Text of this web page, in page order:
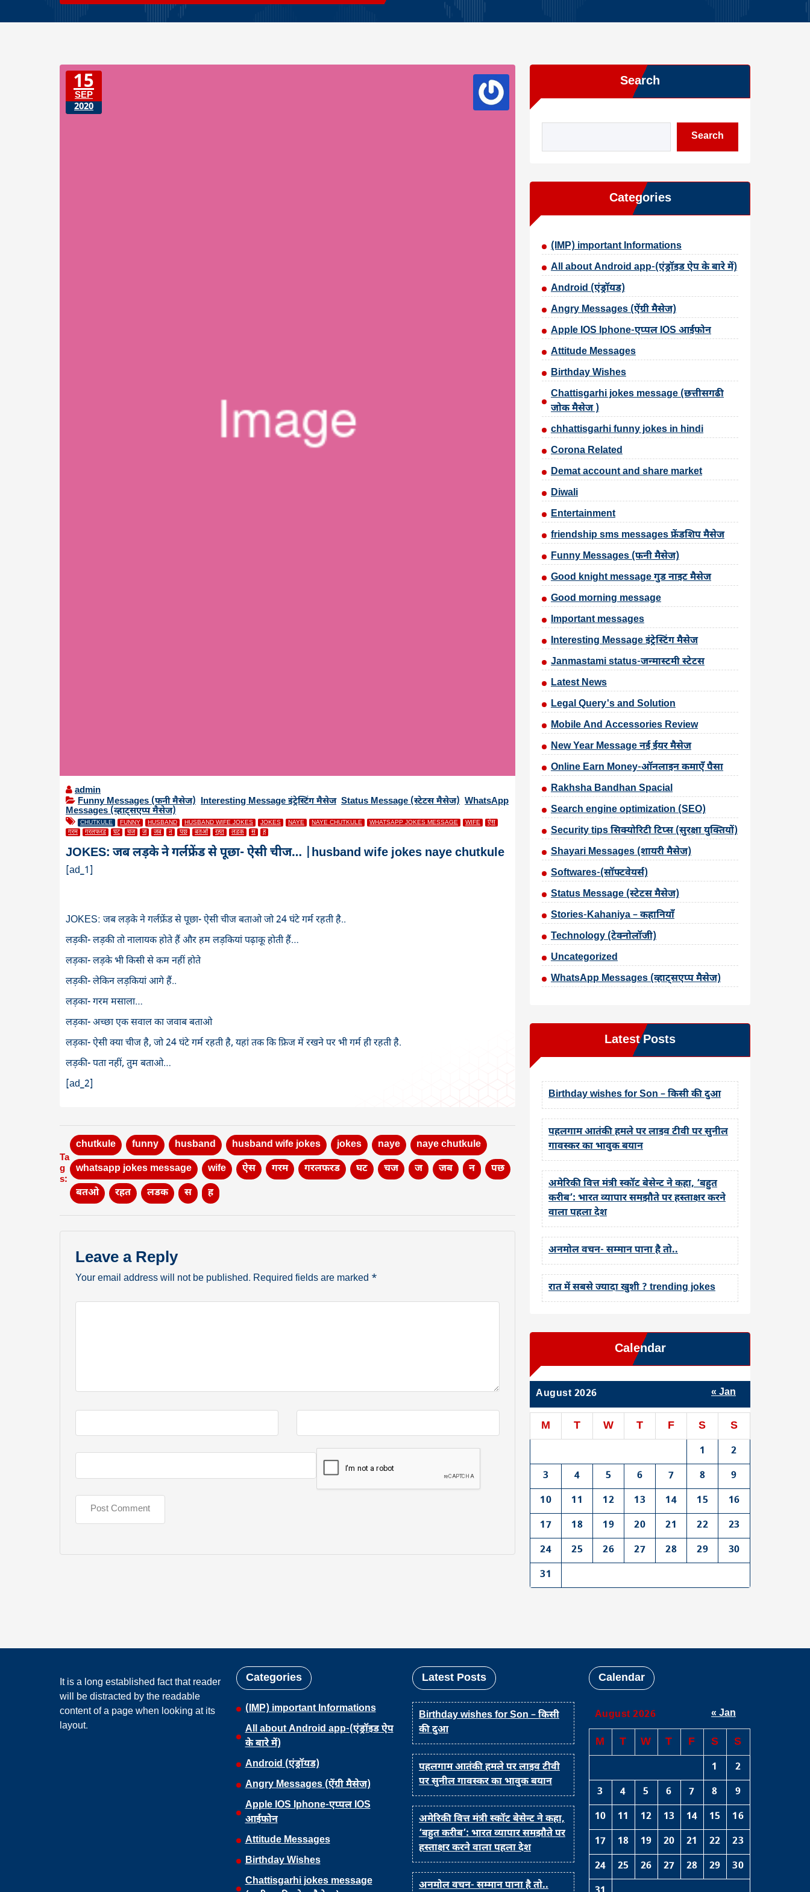
15
SEP
2020
admin
Funny Messages (फनी मैसेज) Interesting Message इंट्रेस्टिंग मैसेज, Status Message (स्टेटस मैसेज) WhatsApp
Messages (व्हाट्सएप्प मैसेज)
CHUTKULE FUNNY HUSBAND HUSBAND WIFE JOKES JOKES NAYE NAYE CHUTKULE WHATSAPP JOKES MESSAGE WIFE
ऐस
गरम
गरलफरड घट चज ज जब न पछ बतओ रहत लडक स ह
JOKES: जब लड़के ने गर्लफ्रेंड से पूछा- ऐसी चीज… |husband wife jokes naye chutkule
[ad_1]
JOKES: जब लड़के ने गर्लफ्रेंड से पूछा- ऐसी चीज बताओ जो 24 घंटे गर्म रहती है..
लड़की- लड़की तो नालायक होते हैं और हम लड़कियां पढ़ाकू होती हैं…
लड़का- लड़के भी किसी से कम नहीं होते
लड़की- लेकिन लड़कियां आगे हैं..
लड़का- गरम मसाला…
लड़का- अच्छा एक सवाल का जवाब बताओ
लड़का- ऐसी क्या चीज है, जो 24 घंटे गर्म रहती है, यहां तक कि फ्रिज में रखने पर भी गर्म ही रहती है.
लड़की- पता नहीं, तुम बताओ…
[ad_2]
Ta
g
s:
chutkule funny husband husband wife jokes jokes naye
naye chutkule
whatsapp jokes message
wife ऐस गरम गरलफरड घट चज ज जब न
पछ
बतओ
रहत लडक स ह
Leave a Reply
Your email address will not be published. Required fields are marked *
Search
Search
Categories
(IMP) important Informations
All about Android app-(एंड्रॉइड ऐप के बारे में)
Android (एंड्रॉयड)
Angry Messages (ऐंग्री मैसेज)
Apple IOS Iphone-एप्पल IOS आईफोन
Attitude Messages
Birthday Wishes
Chattisgarhi jokes message (छत्तीसगढी
जोक मैसेज )
chhattisgarhi funny jokes in hindi
Corona Related
Demat account and share market
Diwali
Entertainment
friendship sms messages फ्रेंडशिप मैसेज
Funny Messages (फनी मैसेज)
Good knight message गुड नाइट मैसेज
Good morning message
Important messages
Interesting Message इंट्रेस्टिंग मैसेज
Janmastami status-जन्मास्टमी स्टेटस
Latest News
Legal Query's and Solution
Mobile And Accessories Review
New Year Message नई ईयर मैसेज
Online Earn Money-ऑनलाइन कमाएँ पैसा
Rakhsha Bandhan Spacial
Search engine optimization (SEO)
Security tips सिक्योरिटी टिप्स (सुरक्षा युक्तियों)
Shayari Messages (शायरी मैसेज)
Softwares-(सॉफ्टवेयर्स)
Status Message (स्टेटस मैसेज)
Stories-Kahaniya – कहानियाँ
Technology (टेक्नोलॉजी)
Uncategorized
WhatsApp Messages (व्हाट्सएप्प मैसेज)
Latest Posts
Birthday wishes for Son – किसी की दुआ
पहलगाम आतंकी हमले पर लाइव टीवी पर सुनील
गावस्कर का भावुक बयान
अमेरिकी वित्त मंत्री स्कॉट बेसेन्ट ने कहा, ‘बहुत
करीब’: भारत व्यापार समझौते पर हस्ताक्षर करने
वाला पहला देश
अनमोल वचन- सम्मान पाना है तो..
रात में सबसे ज्यादा खुशी ? trending jokes
Calendar
August 2026
M T W T F S S
1
2
3
4 5 6 7 8
9
10
11 12 13 14 15
16
17
18 19 20 21 22
23
24
25 26 27 28 29
30
31
« Jan
It is a long established fact that reader
will be distracted by the readable
content of a page when looking at its
layout.
Categories
(IMP) important Informations
All about Android app-(एंड्रॉइड ऐप
के बारे में)
Android (एंड्रॉयड)
Angry Messages (ऐंग्री मैसेज)
Apple IOS Iphone-एप्पल IOS
आईफोन
Attitude Messages
Birthday Wishes
Chattisgarhi jokes message
Latest Posts
Birthday wishes for Son – किसी
की दुआ
पहलगाम आतंकी हमले पर लाइव टीवी
पर सुनील गावस्कर का भावुक बयान
अमेरिकी वित्त मंत्री स्कॉट बेसेन्ट ने कहा,
‘बहुत करीब’: भारत व्यापार समझौते पर
हस्ताक्षर करने वाला पहला देश
अनमोल वचन- सम्मान पाना है तो..
Calendar
August 2026
M T W T F S S
1
2
3
4 5 6 7 8
9
10
11 12 13 14 15
16
17
18 19 20 21 22
23
24
25 26 27 28 29
30
« Jan